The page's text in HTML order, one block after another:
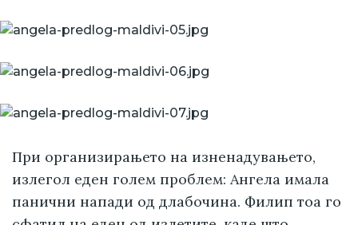
При организирањето на изненадувањето,
излегол еден голем проблем: Ангела имала
панични напади од длабочина. Филип тоа го